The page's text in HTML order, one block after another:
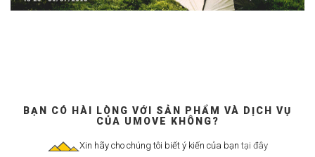
Đi bộ
Công tác
BẠN CÓ HÀI LÒNG VỚI SẢN PHẨM VÀ DỊCH VỤ
CỦA UMOVE KHÔNG?
Xin hãy cho chúng tôi biết ý kiến của bạn tại đây